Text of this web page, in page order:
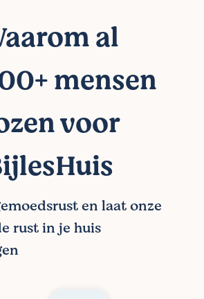
al
mensen
voor
en laat onze
rust in je huis